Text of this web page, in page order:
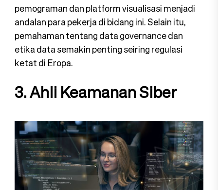
pemograman dan platform visualisasi menjadi
andalan para pekerja di bidang ini. Selain itu,
pemahaman tentang data governance dan
etika data semakin penting seiring regulasi
ketat di Eropa.
3. Ahli Keamanan Siber